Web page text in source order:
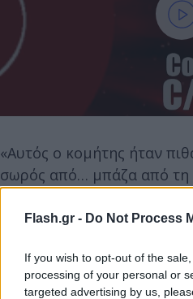
Flash.gr - Do Not Process
If you wish to opt-out of the
processing of your personal or
targeted advertising by us,
«Αυτός ο κομήτης ήταν
σωρός από… μπάζα από τη
οπτικό πεδίο του SOHO
τον Ήλιο που έχει πλέον
προγράμματος Sungrazer